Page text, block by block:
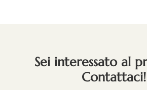
Sei interessato al
Contattaci!